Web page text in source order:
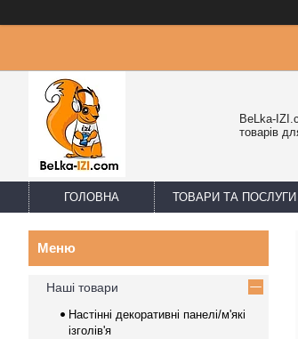
BeLka-
товарів
ГОЛОВНА ТОВАРИ ТА ПОСЛУГИ
Наші товари
Настінні декоративні панелі/м'які
ізголів'я